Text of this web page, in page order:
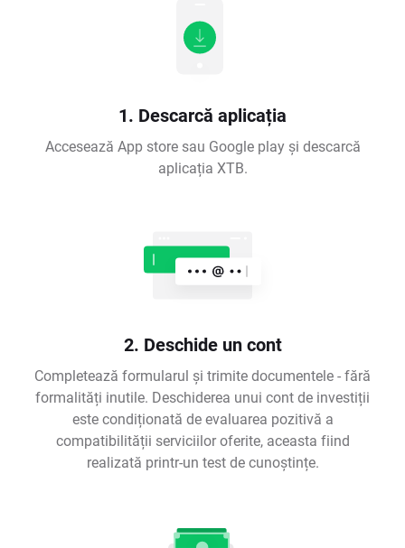
1. Descarcă aplicația
Accesează App store sau Google play și descarcă
aplicația XTB.
2. Deschide un cont
Completează formularul și trimite documentele - fără
formalități inutile. Deschiderea unui cont de investiții
este condiționată de evaluarea pozitivă a
compatibilității serviciilor oferite, aceasta fiind
realizată printr-un test de cunoștințe.